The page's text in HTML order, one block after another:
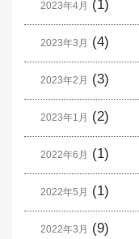
2023年4月 (1)
2023年3月 (4)
2023年2月 (3)
2023年1月 (2)
2022年6月 (1)
2022年5月 (1)
2022年3月 (9)